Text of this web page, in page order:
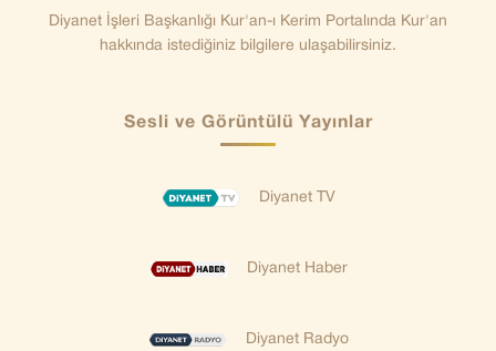
Diyanet İşleri Başkanlığı Kur'an-ı Kerim Portalında Kur'an
hakkında istediğiniz bilgilere ulaşabilirsiniz.
Sesli ve Görüntülü Yayınlar
Diyanet TV
Diyanet Haber
Diyanet Radyo